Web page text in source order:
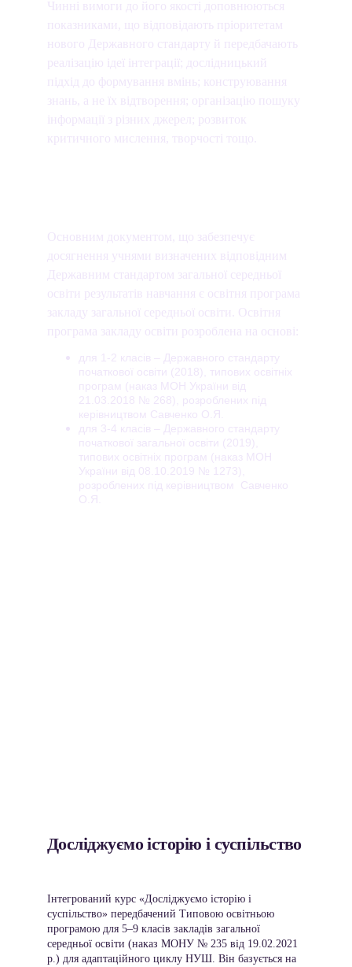
Основним документом, що забезпечує
досягнення учнями визначених відповідним
Державним стандартом загальної середньої
освіти результатів навчання є освітня програма
закладу загальної середньої освіти. Освітня
програма закладу освіти розроблена на основі:
для 1-2 класів – Державного стандарту
початкової освіти (2018), типових освітніх
програм (наказ МОН України від
21.03.2018 № 268), розроблених під
керівництвом Савченко О.Я.
для 3-4 класів – Державного стандарту
початкової загальної освіти (2019),
типових освітніх програм (наказ МОН
України від 08.10.2019 № 1273),
розроблених під керівництвом  Савченко
О.Я.
Чинні вимоги до його якості доповнюються
показниками, що відповідають пріоритетам
нового Державного стандарту й передбачають
реалізацію ідеї інтеграції; дослідницький
підхід до формування вмінь; конструювання
знань, а не їх відтворення; організацію пошуку
інформації з різних джерел; розвиток
критичного мислення, творчості тощо.
Досліджуємо історію і суспільство
Інтегрований курс «Досліджуємо історію і
суспільство» передбачений Типовою освітньою
програмою для 5–9 класів закладів загальної
середньої освіти (наказ МОНУ № 235 від 19.02.2021
р.) для адаптаційного циклу НУШ. Він базується на